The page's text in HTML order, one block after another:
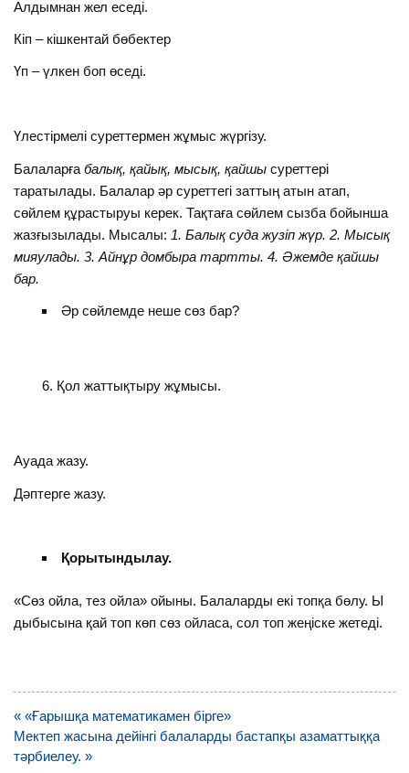
Алдымнан жел еседі.
Кіп – кішкентай бөбектер
Үп – үлкен боп өседі.
Үлестірмелі суреттермен жұмыс жүргізу.
Балаларғабалық, қайық, мысық, қайшы суреттері
таратылады. Балалар әр суреттегі заттың атын атап,
сөйлем құрастыруы керек. Тақтаға сөйлем сызба бойынша
жазғызылады. Мысалы: 1. Балық суда жузіп жүр. 2. Мысық
мияулады. 3. Айнұр домбыра тартты. 4. Әжемде қайшы
бар.
Әр сөйлемде неше сөз бар?
Қол жаттықтыру жұмысы.
Ауада жазу.
Дәптерге жазу.
Қорытындылау.
«Сөз ойла, тез ойла» ойыны. Балаларды екі топқа бөлу. Ы
дыбысына қай топ көп сөз ойласа, сол топ жеңіске жетеді.
Навигация
по
записям
« «Ғарышқа математикамен бірге»
Мектеп жасына дейінгі балаларды бастапқы азаматтыққа
тәрбиелеу. »